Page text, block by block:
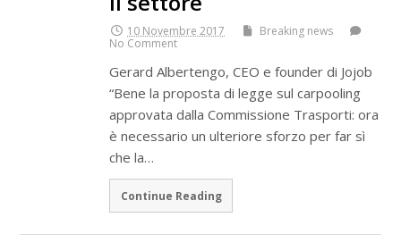
10 Novembre 2017
Breaking news
No Comment
Gerard Albertengo, CEO e founder di Jojob
“Bene la proposta di legge sul carpooling
approvata dalla Commissione Trasporti: ora
è necessario un ulteriore sforzo per far sì
che la…
Continue Reading